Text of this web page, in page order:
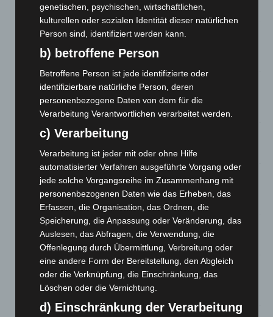
6. August 2026
Region Hannover: 21 neue Notfallsanitäter starten beim
5. August 2026
Mann läuft mit Hockeyschläger über A7 – Polizei sucht
5. August 2026
Celle: Mensch stirbt bei Bagger-Unfall auf Baustelle
5. August 2026
Gasleitung bei McDonald’s-Umbau in Langenhagen
beschädigt
5. August 2026
Anklage nach Abschaltung von „Archetyp Market“ erhoben
3. August 2026
Hannover: Polizei stoppt 166 Trunkenheitsfahrten bei
Großkontrolle
2. August 2026
genetischen, psychischen, wirtschaftlichen,
kulturellen oder sozialen Identität dieser natürlichen
Person sind, identifiziert werden kann.
b) betroffene Person
Betroffene Person ist jede identifizierte oder
identifizierbare natürliche Person, deren
personenbezogene Daten von dem für die
Verarbeitung Verantwortlichen verarbeitet werden.
c) Verarbeitung
Verarbeitung ist jeder mit oder ohne Hilfe
automatisierter Verfahren ausgeführte Vorgang oder
jede solche Vorgangsreihe im Zusammenhang mit
personenbezogenen Daten wie das Erheben, das
Erfassen, die Organisation, das Ordnen, die
Speicherung, die Anpassung oder Veränderung, das
Auslesen, das Abfragen, die Verwendung, die
Offenlegung durch Übermittlung, Verbreitung oder
eine andere Form der Bereitstellung, den Abgleich
oder die Verknüpfung, die Einschränkung, das
Löschen oder die Vernichtung.
d) Einschränkung der Verarbeitung